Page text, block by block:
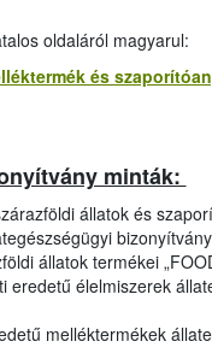
oldaláról magyarul:
és
minták:
állatok és
állatok termékei
eredetű élelmiszerek
melléktermékek